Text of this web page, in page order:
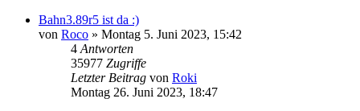
Bahn3.89r5 ist da :)
von Roco » Montag 5. Juni 2023, 15:42
4 Antworten
35977 Zugriffe
Letzter Beitrag von Roki
Montag 26. Juni 2023, 18:47